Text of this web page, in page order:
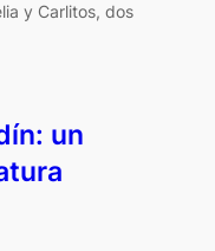
y Carlitos, dos
un